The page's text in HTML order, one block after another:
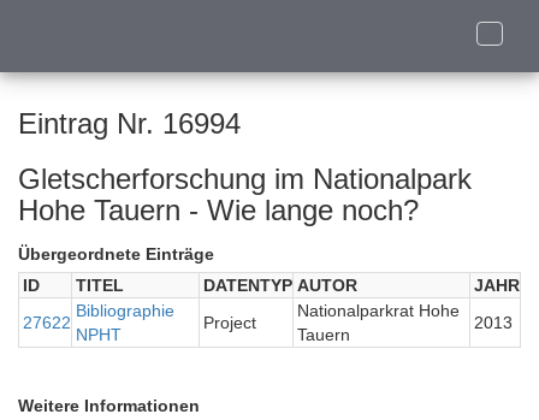
Toggle
Eintrag Nr. 16994
Gletscherforschung im Nationalpark
Hohe Tauern - Wie lange noch?
Übergeordnete Einträge
ID
TITEL DATENTYP AUTOR
JAHR
27622
Bibliographie
NPHT
Project
Nationalparkrat Hohe
Tauern
2013
Weitere Informationen